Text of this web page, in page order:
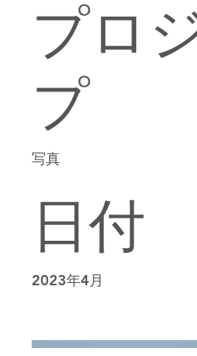
プロ
プ
写真
日付
2023年4月